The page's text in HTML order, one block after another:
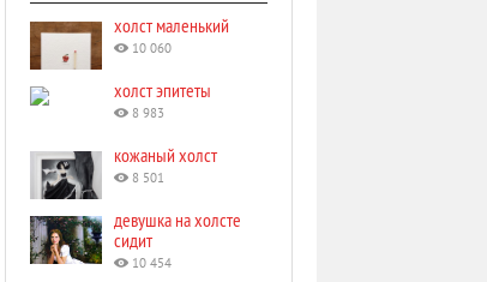
холст маленький
10 060
холст эпитеты
8 983
кожаный холст
8 501
девушка на холсте
сидит
10 454